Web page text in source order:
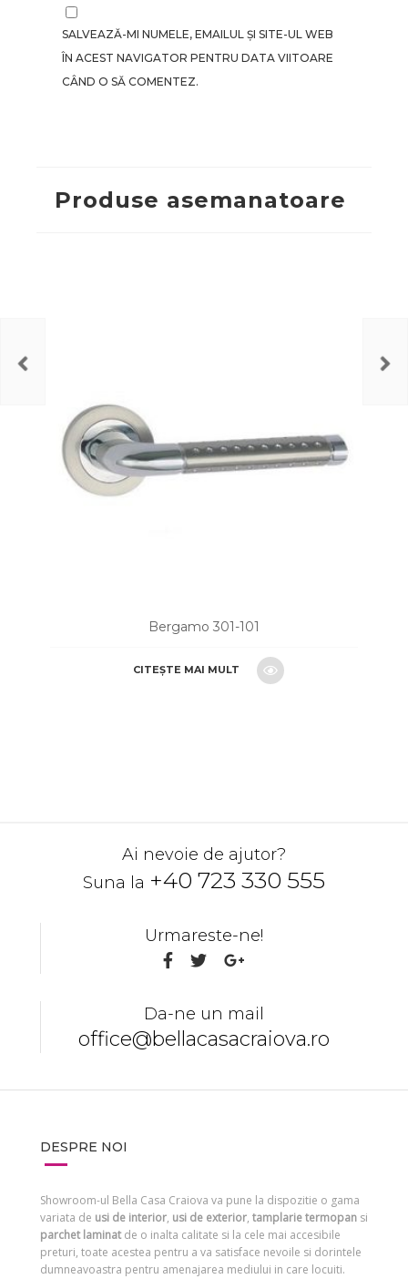
SALVEAZĂ-MI NUMELE, EMAILUL ȘI SITE-UL WEB
ÎN ACEST NAVIGATOR PENTRU DATA VIITOARE
CÂND O SĂ COMENTEZ.
Produse asemanatoare
Bergamo 301-101
CITEȘTE MAI MULT
Ai nevoie de ajutor?
Suna la +40 723 330 555
Urmareste-ne!
Da-ne un mail
office@bellacasacraiova.ro
DESPRE NOI
Showroom-ul Bella Casa Craiova va pune la dispozitie o gama
variata de usi de interior, usi de exterior, tamplarie termopansi
parchet laminatde o inalta calitate si la cele mai accesibile
preturi, toate acestea pentru a va satisface nevoile si dorintele
dumneavoastra pentru amenajarea mediului in care locuiti.